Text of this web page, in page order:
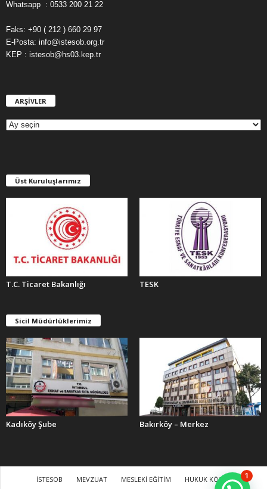
Whatsapp : 0533 200 21 22
Faks: +90 ( 212 ) 660 29 97
E-Posta: info@istesob.org.tr
KEP : istesob@hs03.kep.tr
ARŞİVLER
E
R
Üst Kuruluşlarımız
T.C. Ticaret Bakanlığı TESK
Sicil Müdürlüklerimiz
Kadıköy Şube Bakırköy – Merkez
İSTESOB MEVZUAT MESLEKİ EĞİTİM HUKUK KÖŞESİ 1